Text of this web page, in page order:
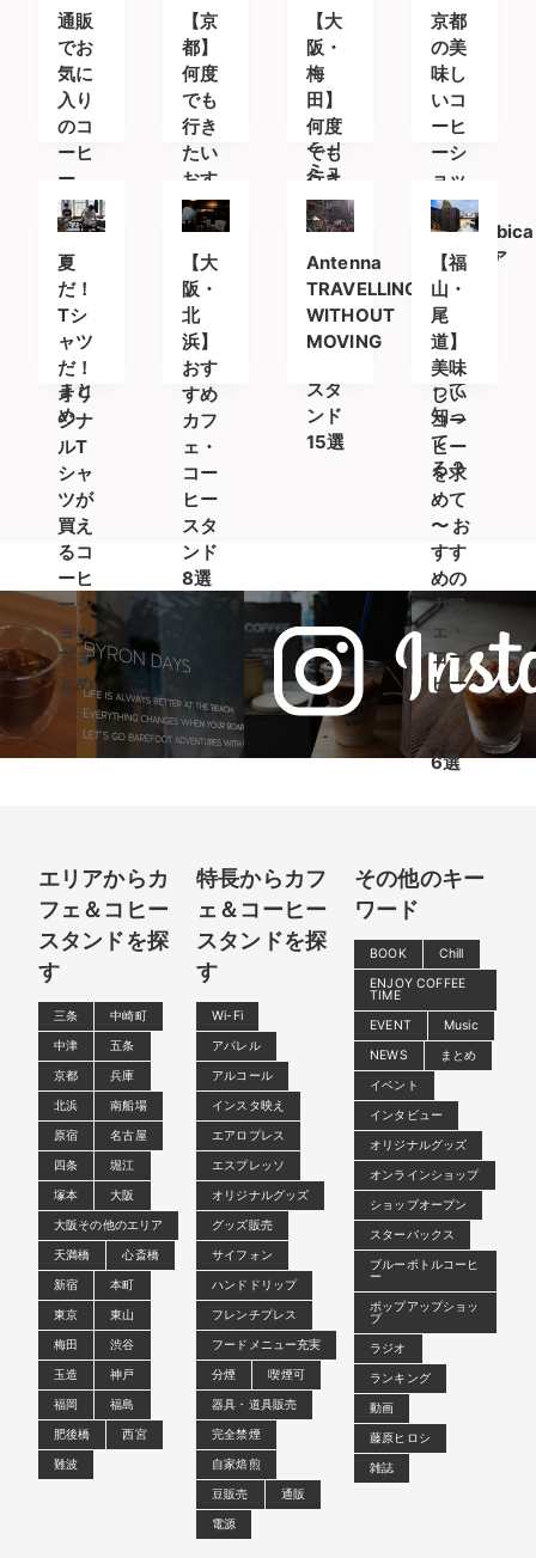
ーヒ
ース
タン
ド
居す
るオ
ープ
ンな
空間
とコ
ミュ
ニテ
ィ
通販
でお
気に
入り
のコ
ーヒ
ー
を。
人気
のオ
ンラ
イン
ショ
ップ
まと
め
【京
都】
何度
でも
行き
たい
おす
すめ
カフ
ェ＆
コー
ヒー
スタ
ンド
【大
阪・
梅
田】
何度
でも
行き
たい
おす
すめ
カフ
ェ＆
コー
スタ
ンド
15選
京都
の美
味し
いコ
ーヒ
ーシ
ョッ
プ
「%Arabica
Kyoto(ア
ラビ
カキ
ョウ
ト)」
って
知っ
て
る？
夏
だ！
Tシ
ャツ
だ！
オリ
ジナ
ルT
シャ
ツが
買え
るコ
ーヒ
ーシ
ョッ
プま
とめ
【大
阪・
北
浜】
おす
すめ
カフ
ェ・
コー
ヒー
スタ
ンド
8選
Antenna
TRAVELLING
WITHOUT
MOVING
【福
山・
尾
道】
美味
しい
コー
ヒー
を求
めて
〜 お
すす
めの
カフ
ェ・
コー
ヒー
スタ
ンド
6選
エリアからカ
フェ＆コヒー
スタンドを探
す
三条
中崎町
中津
五条
京都
兵庫
北浜
南船場
原宿
名古屋
四条
堀江
塚本
大阪
大阪その他のエリア
天満橋
心斎橋
新宿
本町
東京
東山
梅田
渋谷
玉造
神戸
福岡
福島
肥後橋
西宮
難波
特長からカフ
ェ＆コーヒー
スタンドを探
す
Wi-Fi
アパレル
アルコール
インスタ映え
エアロプレス
エスプレッソ
オリジナルグッズ
グッズ販売
サイフォン
ハンドドリップ
フレンチプレス
フードメニュー充実
分煙
喫煙可
器具・道具販売
完全禁煙
自家焙煎
豆販売
通販
電源
その他のキー
ワード
BOOK
Chill
ENJOY COFFEE
TIME
EVENT
Music
NEWS
まとめ
イベント
インタビュー
オリジナルグッズ
オンラインショップ
ショップオープン
スターバックス
ブルーボトルコーヒ
ー
ポップアップショッ
プ
ラジオ
ランキング
動画
藤原ヒロシ
雑誌